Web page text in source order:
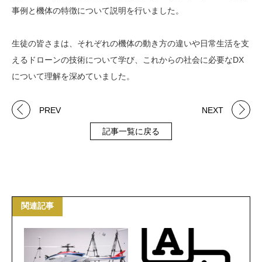
事例と機体の特徴について説明を行いました。
生徒の皆さまは、それぞれの機体の動き方の違いや日常生活を支
えるドローンの技術について学び、これからの社会に必要なDX
について理解を深めていました。
PREV
記事一覧に戻る
NEXT
関連記事